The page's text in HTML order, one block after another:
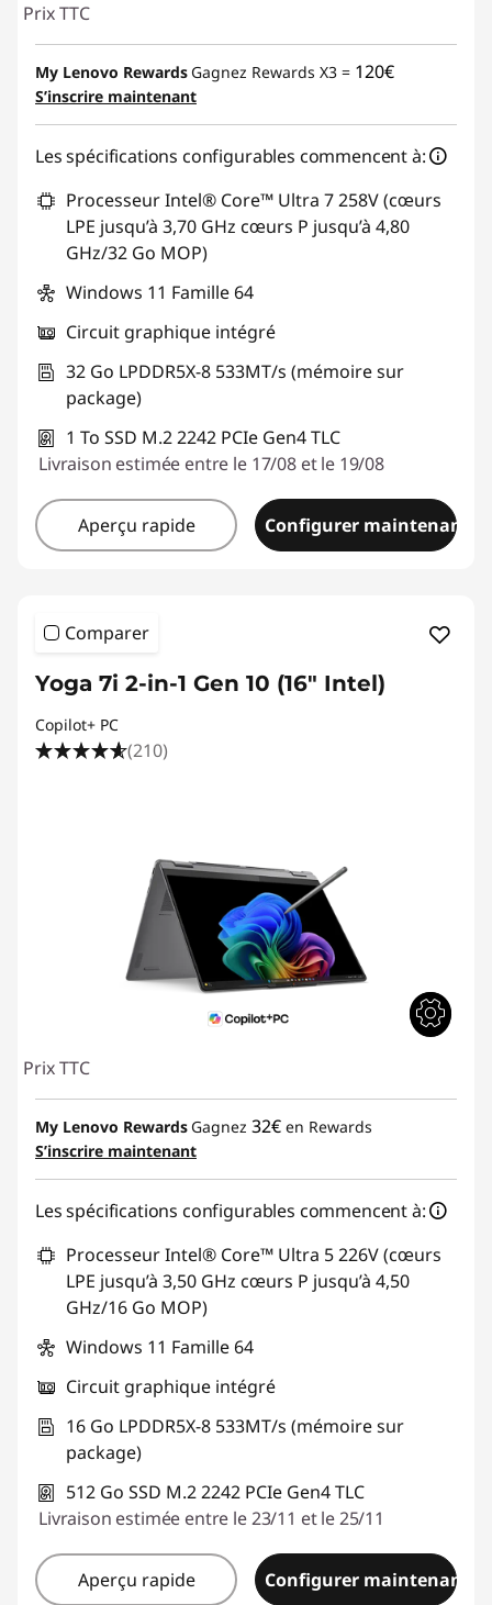
Prix TTC
My Lenovo Rewards Gagnez Rewards X3 = 120€
S’inscrire maintenant
Les spécifications configurables commencent à:
Processeur Intel® Core™ Ultra 7 258V (cœurs
LPE jusqu’à 3,70 GHz cœurs P jusqu’à 4,80
GHz/32 Go MOP)
Windows 11 Famille 64
Circuit graphique intégré
32 Go LPDDR5X-8 533MT/s (mémoire sur
package)
1 To SSD M.2 2242 PCIe Gen4 TLC
Livraison estimée entre le 17/08 et le 19/08
Aperçu rapide Configurer maintenant
Comparer
Yoga 7i 2-in-1 Gen 10 (16" Intel)
Copilot+ PC
(210)
Prix TTC
My Lenovo Rewards Gagnez 32€ en Rewards
S’inscrire maintenant
Les spécifications configurables commencent à:
Processeur Intel® Core™ Ultra 5 226V (cœurs
LPE jusqu’à 3,50 GHz cœurs P jusqu’à 4,50
GHz/16 Go MOP)
Windows 11 Famille 64
Circuit graphique intégré
16 Go LPDDR5X-8 533MT/s (mémoire sur
package)
512 Go SSD M.2 2242 PCIe Gen4 TLC
Livraison estimée entre le 23/11 et le 25/11
Aperçu rapide Configurer maintenant